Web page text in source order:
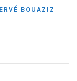
BOUAZIZ